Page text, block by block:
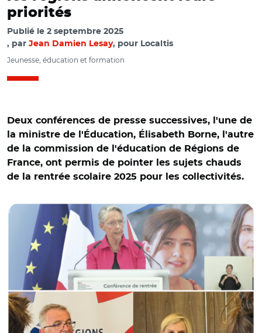
priorités
Publié le 2 septembre 2025
par Jean Damien Lesay, pour Localtis
Jeunesse, éducation et formation
Deux conférences de presse successives, l'une de
la ministre de l'Éducation, Élisabeth Borne, l'autre
de la commission de l'éducation de Régions de
France, ont permis de pointer les sujets chauds
de la rentrée scolaire 2025 pour les collectivités.
© @education_gouv et Régions de France/En haut :
conférence de rentrée d'Élisabeth Borne. En bas : François
Bonneau et Valérie Debord lors de la conférence de presse